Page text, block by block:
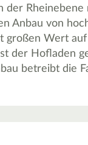
der
Anbau von
großen Wert
der Hofladen
betreibt die